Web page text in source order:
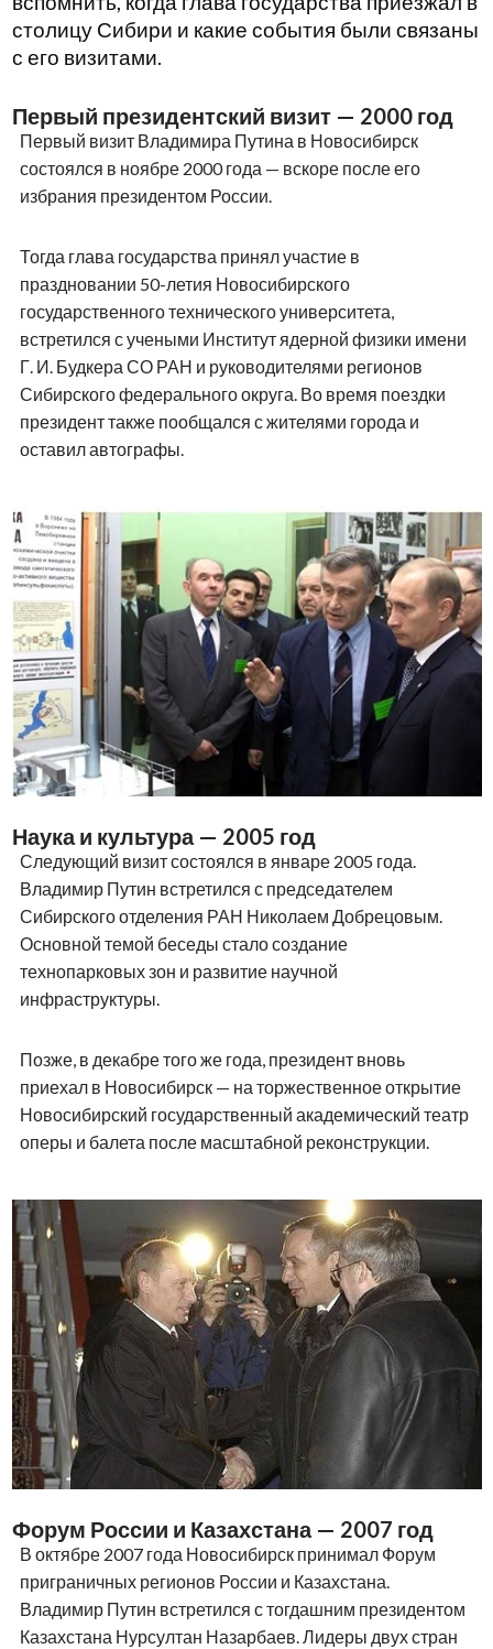
столицу Сибири и какие события были связаны
с его визитами.
Первый президентский визит — 2000 год
Первый визит Владимира Путина в Новосибирск
состоялся в ноябре 2000 года — вскоре после его
избрания президентом России.
Тогда глава государства принял участие в
праздновании 50-летия Новосибирского
государственного технического университета,
встретился с учеными Институт ядерной физики имени
Г. И. Будкера СО РАН и руководителями регионов
Сибирского федерального округа. Во время поездки
президент также пообщался с жителями города и
оставил автографы.
Наука и культура — 2005 год
Следующий визит состоялся в январе 2005 года.
Владимир Путин встретился с председателем
Сибирского отделения РАН Николаем Добрецовым.
Основной темой беседы стало создание
технопарковых зон и развитие научной
инфраструктуры.
Позже, в декабре того же года, президент вновь
приехал в Новосибирск — на торжественное открытие
Новосибирский государственный академический театр
оперы и балета после масштабной реконструкции.
Форум России и Казахстана — 2007 год
В октябре 2007 года Новосибирск принимал Форум
приграничных регионов России и Казахстана.
Владимир Путин встретился с тогдашним президентом
Казахстана Нурсултан Назарбаев. Лидеры двух стран